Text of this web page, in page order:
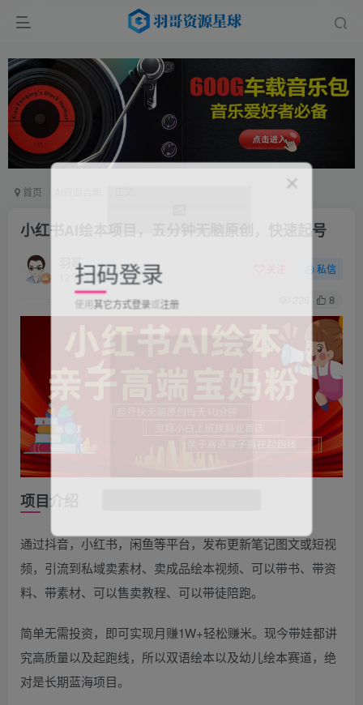
首页
小红书AI绘本项目，五分钟无脑原创，快速起号
羽哥
12个月前更新
私信
8
项目介绍
通过抖音，小红书，闲鱼等平台，发布更新笔记图文或短视
频，引流到私域卖素材、卖成品绘本视频、可以带书、带资
料、带素材、可以售卖教程、可以带徒陪跑。
简单无需投资，即可实现月赚1W+轻松赚米。现今带娃都讲
究高质量以及起跑线，所以双语绘本以及幼儿绘本赛道，绝
对是长期蓝海项目。
扫码登录
使用其它方式登录或